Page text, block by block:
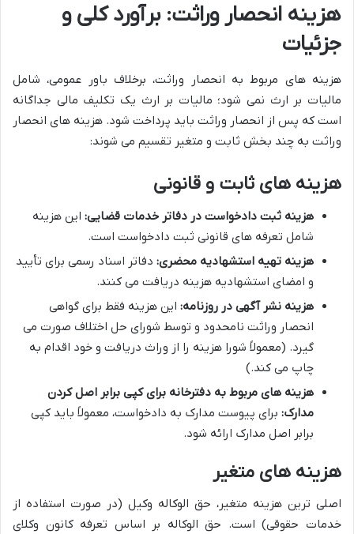
هزینه انحصار وراثت: برآورد کلی و
جزئیات
هزینه های مربوط به انحصار وراثت، برخلاف باور عمومی، شامل
مالیات بر ارث نمی شود؛ مالیات بر ارث یک تکلیف مالی جداگانه
است که پس از انحصار وراثت باید پرداخت شود. هزینه های انحصار
وراثت به چند بخش ثابت و متغیر تقسیم می شوند:
هزینه های ثابت و قانونی
هزینه ثبت دادخواست در دفاتر خدمات قضایی: این هزینه
شامل تعرفه های قانونی ثبت دادخواست است.
هزینه تهیه استشهادیه محضری: دفاتر اسناد رسمی برای تأیید
و امضای استشهادیه هزینه دریافت می کنند.
هزینه نشر آگهی در روزنامه: این هزینه فقط برای گواهی
انحصار وراثت نامحدود و توسط شورای حل اختلاف صورت می
گیرد. (معمولاً شورا هزینه را از وراث دریافت و خود اقدام به
چاپ می کند.)
هزینه های مربوط به دفترخانه برای کپی برابر اصل کردن
مدارک: برای پیوست مدارک به دادخواست، معمولاً باید کپی
برابر اصل مدارک ارائه شود.
هزینه های متغیر
اصلی ترین هزینه متغیر، حق الوکاله وکیل (در صورت استفاده از
خدمات حقوقی) است. حق الوکاله بر اساس تعرفه کانون وکلای